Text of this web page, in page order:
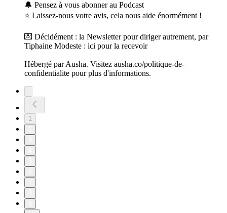
🔔 Pensez à vous abonner au Podcast
⭐️ Laissez-nous votre avis, cela nous aide énormément !
💌 Décidément : la Newsletter pour diriger autrement, par
Tiphaine Modeste : ici pour la recevoir
Hébergé par Ausha. Visitez ausha.co/politique-de-
confidentialite pour plus d'informations.
1